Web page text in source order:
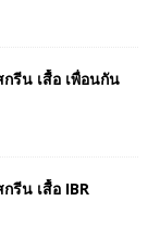
รีน เสื้อ เพื่อนกัน
รีน เสื้อ IBR